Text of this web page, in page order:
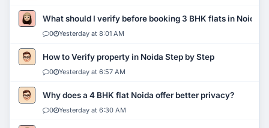
What should I verify before booking 3 BHK flats in Noida?
0 Yesterday at 8:01 AM
How to Verify property in Noida Step by Step
0 Yesterday at 6:57 AM
Why does a 4 BHK flat Noida offer better privacy?
0 Yesterday at 6:30 AM